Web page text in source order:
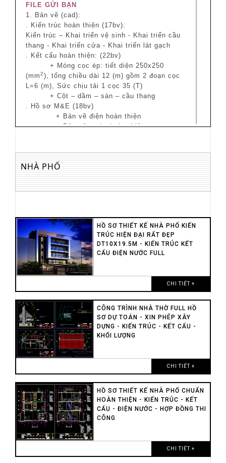
FILE GỬI BẠN
1. Bản vẽ (cad):
. Kiến trúc hoàn thiện (17bv):
Kiến trúc – Khai triển vệ sinh - Khai triển cầu
thang - Khai triển cửa - Khai triển lát gạch
. Kết cấu hoàn thiện: (22bv)
+ Móng cọc ép: tiết diện 250x250
(mm2), tổng chiều dài 12 (m) gồm 2 đoạn cọc
L=6 (m), Sức chịu tải 1 cọc 35 (T)
+ Cột – dầm – sàn – cầu thang
. Hồ sơ M&E (18bv)
+ Bản vẽ điện hoàn thiện
+ Bản vẽ nước hoàn thiện
Móng cọc – Đà kiềng -
Cột – Dầm lầu 1 - Dầm
lầu 2 – Dầm mái -
Sàn
. Bảng tính khối lượng: 1 file excel
+ Bảng tổng hợp khối lượng
rẻ quạt
. Bảng giá vật liệu xây dựng trên địa bàn
TP.HCM quý II/2018, ủy ban nhân dân
TP.HCM, sở xây dựng ban hành: 1 file excel
(Theo Nghị định số 32/2015/NĐ-CP ngày
25/3/2015 của Chính phủ, Thông tư số
06/2016/TT-BXD ngày 10/3/2016 của Bộ Xây
. Hồ sơ dự toán hoàn thiện: 1 file excel
+ Bìa ngoài
+ Bìa trong
+ Thuyết minh
+ Tổng hợp dự toán hạng mục
+ Bảng tính toán, đo bóc khối lượng
công trình
+ Bảng tổng hợp vật liệu, nhân công,
+ Bảng hao phí vật tư
+ Bảng tổng hợp vật liệu chênh lệch
giá
+ Bảng dự thầu
+ Bảng đơn giá chi tiết
. Bảng báo giá đính kèm: file pdf
+ Bảng giá CADIVI (công ty cổ phần
NHÀ PHỐ
HỒ SƠ THIẾT KẾ NHÀ PHỐ KIẾN
TRÚC HIỆN ĐẠI RẤT ĐẸP
DT10X19.5M - KIẾN TRÚC KẾT
CẤU ĐIỆN NƯỚC FULL
CHI TIẾT +
CÔNG TRÌNH NHÀ THỜ FULL HỒ
SƠ DỰ TOÁN - XIN PHÉP XÂY
DỰNG - KIẾN TRÚC - KẾT CẤU -
KHỐI LƯỢNG
CHI TIẾT +
HỒ SƠ THIẾT KẾ NHÀ PHỐ CHUẨN
HOÀN THIỆN - KIẾN TRÚC - KẾT
CẤU - ĐIỆN NƯỚC - HỢP ĐỒNG THI
CÔNG
CHI TIẾT +